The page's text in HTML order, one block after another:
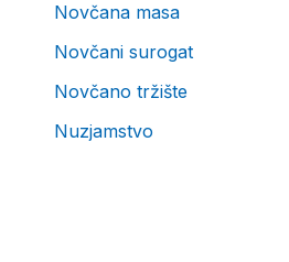
Novčana masa
Novčani surogat
Novčano tržište
Nuzjamstvo